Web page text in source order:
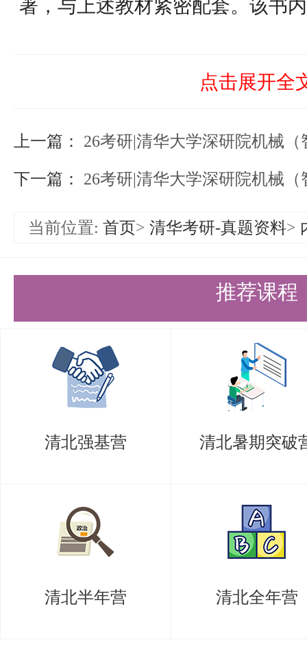
著，与上述教材紧密配套。该书
性分析、误差分析和计算、综合
题相对应。
内容特色与价值
些解答，考生可以更好地理解教
辅助教学与自学：该书不仅可供
控制专业的师生在教学和学习过
研和工程技术人员自学使用。对
（智能制造）专业硕士的考生来
备考建议
虽然这两本参考书为考生提供了
注意的是，参考书的内容可能会
点击展开全
上一篇： 26考研|清华大学深研院机械（智
下一篇： 26考研|清华大学深研院机械（
当前位置: 首页> 清华考研-真题资料>
推荐课程
清北强基营 清北暑期突破
清北半年营 清北全年营